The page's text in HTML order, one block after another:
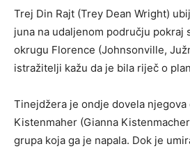
Trej Din Rajt (Trey Dean Wright)
juna na udaljenom području pokraj
okrugu Florence (Johnsonville,
istražitelji kažu da je bila riječ o
Tinejdžera je ondje dovela njegova
Kistenmaher (Gianna
grupa koja ga je napala. Dok je